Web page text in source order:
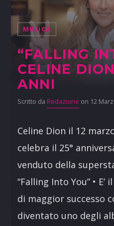
MUSICA
“FALLING
CELINE
ANNI
Scritto da Redazione on 12
Celine Dion il 12
celebra il 25°
venduto della
“Falling Into You” •
di maggior successo
diventato uno degli